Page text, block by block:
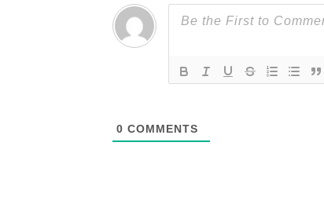
0 COMMENTS